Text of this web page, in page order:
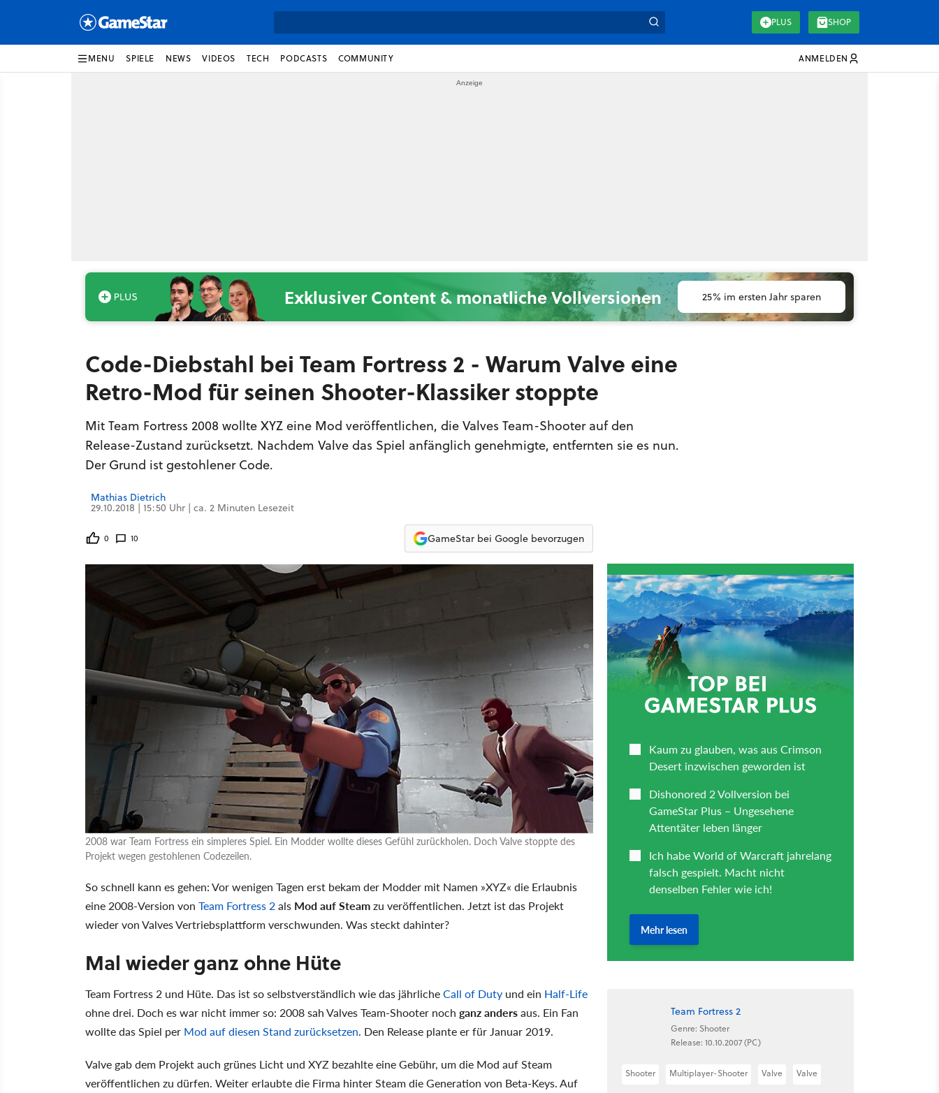
PLUS SHOP
MENU SPIELE NEWS VIDEOS TECH PODCASTS COMMUNITY ANMELDEN
Exklusiver Content & monatliche Vollversionen 25% im ersten Jahr sparen
Code-Diebstahl bei Team Fortress 2 - Warum Valve eine
Retro-Mod für seinen Shooter-Klassiker stoppte
Mit Team Fortress 2008 wollte XYZ eine Mod veröffentlichen, die Valves Team-Shooter auf den
Release-Zustand zurücksetzt. Nachdem Valve das Spiel anfänglich genehmigte, entfernten sie es nun.
Der Grund ist gestohlener Code.
Mathias Dietrich
29.10.2018 | 15:50 Uhr | ca. 2 Minuten Lesezeit
0 10 GameStar bei Google bevorzugen
2008 war Team Fortress ein simpleres Spiel. Ein Modder wollte dieses Gefühl zurückholen. Doch Valve stoppte des
Projekt wegen gestohlenen Codezeilen.
So schnell kann es gehen: Vor wenigen Tagen erst bekam der Modder mit Namen »XYZ« die Erlaubnis
eine 2008-Version von Team Fortress 2als Mod auf Steamzu veröffentlichen. Jetzt ist das Projekt
wieder von Valves Vertriebsplattform verschwunden. Was steckt dahinter?
Mal wieder ganz ohne Hüte
Team Fortress 2 und Hüte. Das ist so selbstverständlich wie das jährlicheCall of Duty und ein Half-Life
ohne drei. Doch es war nicht immer so: 2008 sah Valves Team-Shooter noch ganz andersaus. Ein Fan
wollte das Spiel per Mod auf diesen Stand zurücksetzen. Den Release plante er für Januar 2019.
Valve gab dem Projekt auch grünes Licht und XYZ bezahlte eine Gebühr, um die Mod auf Steam
veröffentlichen zu dürfen. Weiter erlaubte die Firma hinter Steam die Generation von Beta-Keys. Auf
Team Fortress 2
Genre: Shooter
Release: 10.10.2007 (PC)
Shooter Multiplayer-Shooter Valve Valve